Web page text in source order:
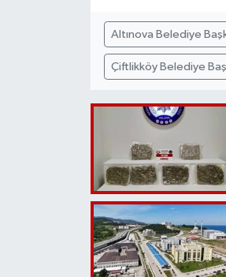
Altınova Belediye
Çiftlikköy Belediye